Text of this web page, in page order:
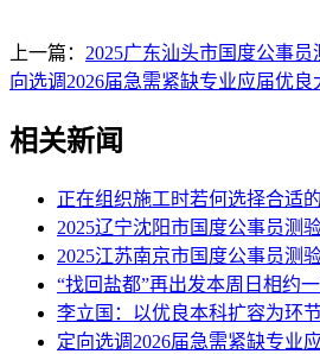
上一篇： 2025广东汕头市国度公事员
向选调2026届急需紧缺专业应届优良
相关新闻
正在组织施工时若何选择合适
2025辽宁沈阳市国度公事员测
2025江苏南京市国度公事员测
“找回盐都”再出发本周日相约一
李立国：以优良本科扩容为环
定向选调2026届急需紧缺专业